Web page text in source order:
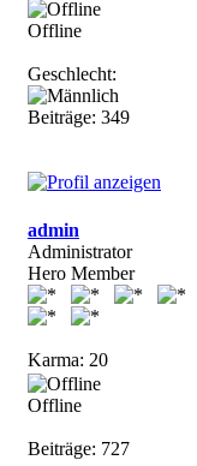
Offline
Geschlecht:
Beiträge: 349
admin
Administrator
Hero Member
Karma: 20
Offline
Beiträge: 727